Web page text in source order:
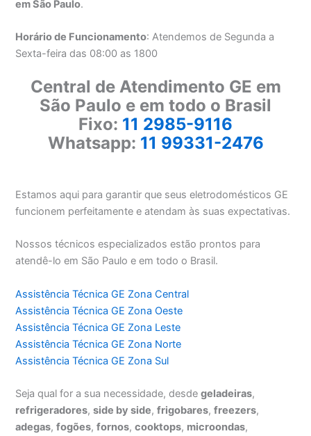
em São Paulo.
Horário de Funcionamento: Atendemos de Segunda a
Sexta-feira das 08:00 as 1800
Central de Atendimento GE em
São Paulo e em todo o Brasil
Fixo: 11 2985-9116
Whatsapp: 11 99331-2476
Estamos aqui para garantir que seus eletrodomésticos GE
funcionem perfeitamente e atendam às suas expectativas.
Nossos técnicos especializados estão prontos para
atendê-lo em São Paulo e em todo o Brasil.
Assistência Técnica GE Zona Central
Assistência Técnica GE Zona Oeste
Assistência Técnica GE Zona Leste
Assistência Técnica GE Zona Norte
Assistência Técnica GE Zona Sul
Seja qual for a sua necessidade, desdegeladeiras,
refrigeradores,side by side,frigobares,freezers,
adegas,fogões,fornos,cooktops, microondas,